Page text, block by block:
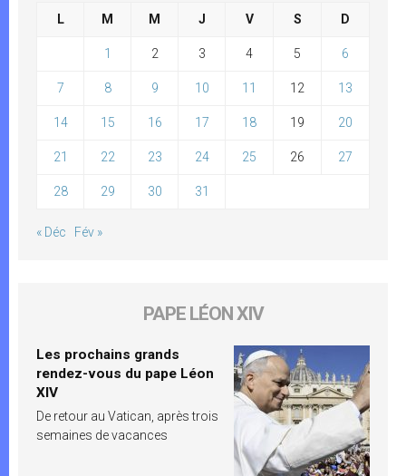
L M M J V S D
1 2 3 4 5 6
7 8 9 10 11 12 13
14 15 16 17 18 19 20
21 22 23 24 25 26 27
28 29 30 31
« Déc Fév »
PAPE LÉON XIV
Les prochains grands
rendez-vous du pape Léon
XIV
De retour au Vatican, après trois
semaines de vacances